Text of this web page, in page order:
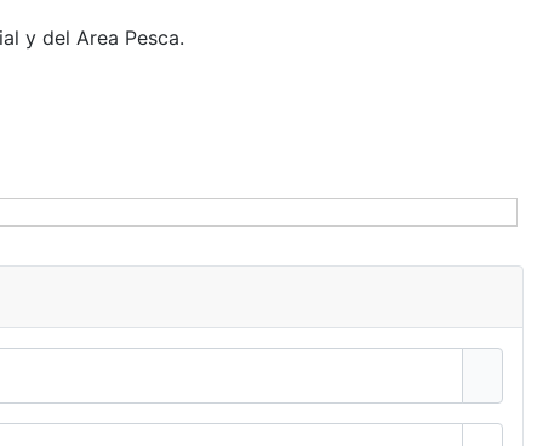
y del Area Pesca.